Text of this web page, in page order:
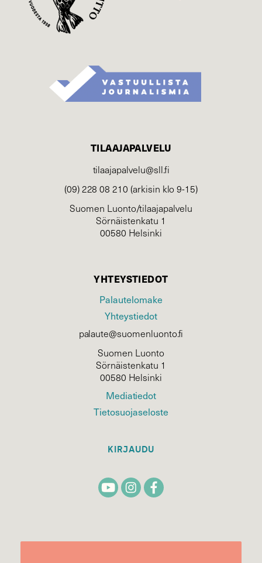
TILAAJAPALVELU
tilaajapalvelu@sll.fi
(09) 228 08 210 (arkisin klo 9-15)
Suomen Luonto/tilaajapalvelu
Sörnäistenkatu 1
00580 Helsinki
YHTEYSTIEDOT
Palautelomake
Yhteystiedot
palaute@suomenluonto.fi
Suomen Luonto
Sörnäistenkatu 1
00580 Helsinki
Mediatiedot
Tietosuojaseloste
KIRJAUDU